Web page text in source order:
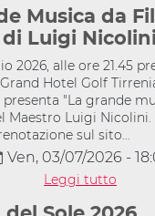
Musica da
Luigi Nicolini
2026, alle ore 21.45
Hotel Golf
"La grande
Maestro Luigi Nicolini.
sul sito…
Ven, 03/07/2026 -
Leggi tutto